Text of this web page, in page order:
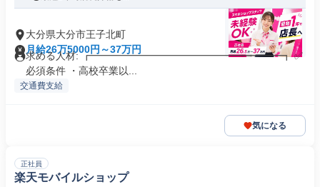
大分県大分市王子北町
月給26万5000円～37万円
求める人材: ┏━━━━━━━━━━━━━━━━━━━┓ ✅️
必須条件 ・高校卒業以...
交通費支給
気になる
正社員
楽天モバイルショップ